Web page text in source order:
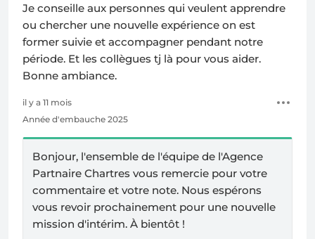
Je conseille aux personnes qui veulent apprendre
ou chercher une nouvelle expérience on est
former suivie et accompagner pendant notre
période. Et les collègues tj là pour vous aider.
Bonne ambiance.
il y a 11 mois
Année d'embauche 2025
Bonjour, l'ensemble de l'équipe de l'Agence
Partnaire Chartres vous remercie pour votre
commentaire et votre note. Nous espérons
vous revoir prochainement pour une nouvelle
mission d'intérim. À bientôt !